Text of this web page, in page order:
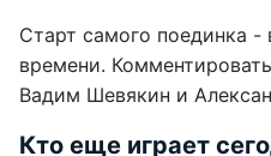
Старт самого поединка
времени.
Вадим Шевякин и
Кто еще играет